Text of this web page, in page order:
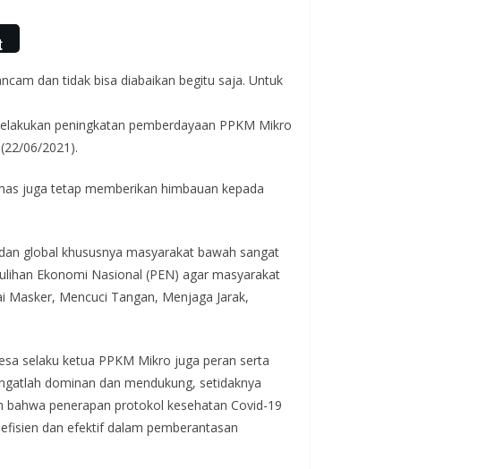
dan tidak bisa diabaikan begitu saja. Untuk
peningkatan pemberdayaan PPKM Mikro
06/2021).
juga tetap memberikan himbauan kepada
global khususnya masyarakat bawah sangat
Ekonomi Nasional (PEN) agar masyarakat
Mencuci Tangan, Menjaga Jarak,
selaku ketua PPKM Mikro juga peran serta
dominan dan mendukung, setidaknya
penerapan protokol kesehatan Covid-19
dan efektif dalam pemberantasan